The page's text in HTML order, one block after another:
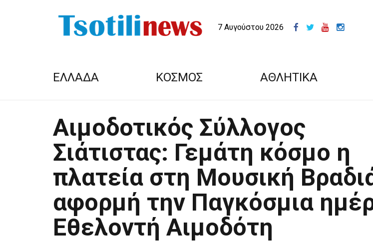
7 Αυγούστου 2026
ΕΛΛΑΔΑ ΚΟΣΜΟΣ ΑΘΛΗΤΙΚΑ
Αιμοδοτικός Σύλλογος
Σιάτιστας: Γεμάτη κόσμο η
πλατεία στη Μουσική
αφορμή την Παγκόσμια
Εθελοντή Αιμοδότη